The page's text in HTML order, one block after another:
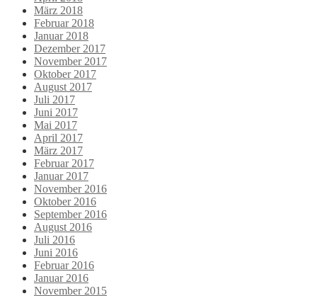
März 2018
Februar 2018
Januar 2018
Dezember 2017
November 2017
Oktober 2017
August 2017
Juli 2017
Juni 2017
Mai 2017
April 2017
März 2017
Februar 2017
Januar 2017
November 2016
Oktober 2016
September 2016
August 2016
Juli 2016
Juni 2016
Februar 2016
Januar 2016
November 2015